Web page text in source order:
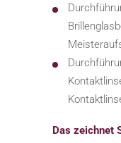
Das zeichnet